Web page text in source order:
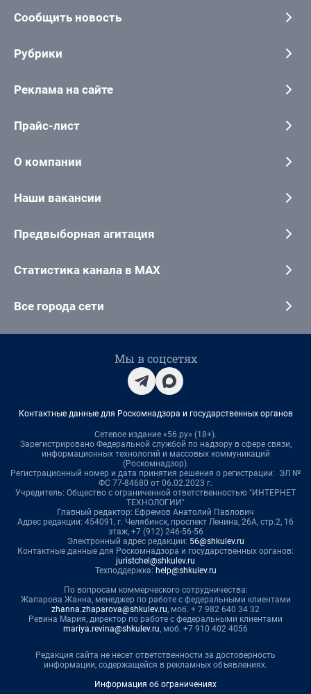
Сообщить новость
Рубрики
Реклама на сайте
Прайс-лист
О компании
Наши вакансии
Предвыборная агитация
Статистика канала в MAX
Все города сети
Мы в соцсетях
Контактные данные для Роскомнадзора и государственных органов
Сетевое издание «56.ру» (18+).
Зарегистрировано Федеральной службой по надзору в сфере связи,
информационных технологий и массовых коммуникаций
(Роскомнадзор).
Регистрационный номер и дата принятия решения о регистрации: ЭЛ №
ФС 77-84680 от 06.02.2023 г.
Учредитель: Общество с ограниченной ответственностью "ИНТЕРНЕТ
ТЕХНОЛОГИИ"
Главный редактор: Ефремов Анатолий Павлович
Адрес редакции: 454091, г. Челябинск, проспект Ленина, 26А, стр.2, 16
этаж, +7 (912) 246-56-56
Электронный адрес редакции: 56@shkulev.ru
Контактные данные для Роскомнадзора и государственных органов:
juristchel@shkulev.ru
Техподдержка: help@shkulev.ru
По вопросам коммерческого сотрудничества:
Жапарова Жанна, менеджер по работе с федеральными клиентами
zhanna.zhaparova@shkulev.ru, моб. + 7 982 640 34 32
Ревина Мария, директор по работе с федеральными клиентами
mariya.revina@shkulev.ru, моб. +7 910 402 4056
Редакция сайта не несет ответственности за достоверность
информации, содержащейся в рекламных объявлениях.
Информация об ограничениях